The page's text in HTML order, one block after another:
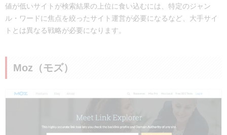
値が低いサイトが検索結果の上位に食い込むには、特定のジャン
ル・ワードに焦点を絞ったサイト運営が必要になるなど、大手サイ
トとは異なる戦略が必要になります。
Moz（モズ）